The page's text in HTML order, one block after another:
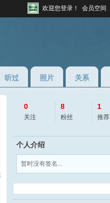
欢迎您登录！ 会员空间
听过 照片 关系
index/1715550381
0
关注
8
粉丝
1
推荐
个人介绍
◆
◆
暂时没有签名...